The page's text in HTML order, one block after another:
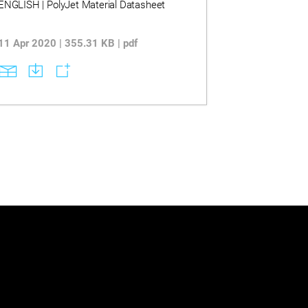
| PolyJet Material Datasheet
Apr 2020 | 355.31 KB | pdf